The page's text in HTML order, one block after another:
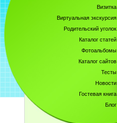
Визитка
Виртуальная экскурсия
Родительский уголок
Каталог статей
Фотоальбомы
Каталог сайтов
Тесты
Новости
Гостевая книга
Блог